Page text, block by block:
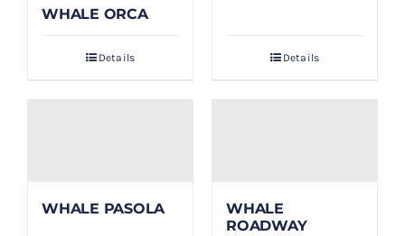
WHALE ORCA
Details Details
WHALE PASOLA
WHALE
ROADWAY